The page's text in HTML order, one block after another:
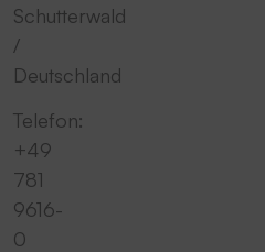
Schutterwald
/
Deutschland
Telefon:
+49
781
9616-
0